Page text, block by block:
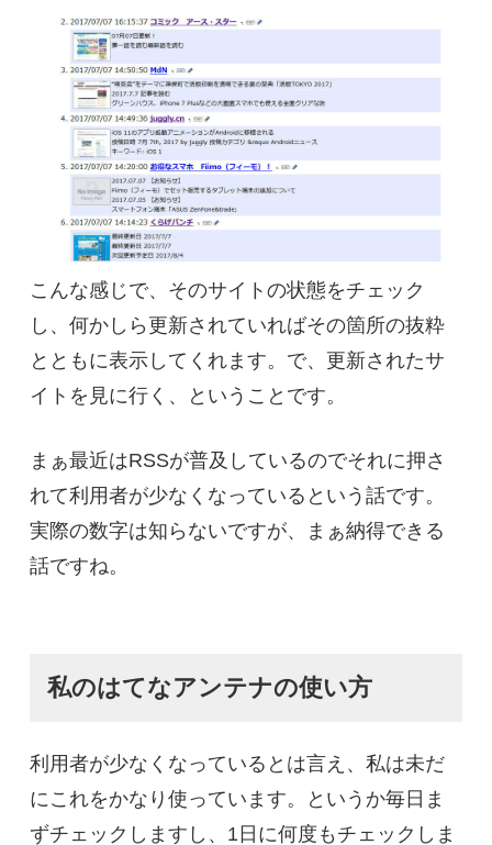
こんな感じで、そのサイトの状態をチェック
し、何かしら更新されていればその箇所の抜粋
とともに表示してくれます。で、更新されたサ
イトを見に行く、ということです。
まぁ最近はRSSが普及しているのでそれに押さ
れて利用者が少なくなっているという話です。
実際の数字は知らないですが、まぁ納得できる
話ですね。
私のはてなアンテナの使い方
利用者が少なくなっているとは言え、私は未だ
にこれをかなり使っています。というか毎日ま
ずチェックしますし、1日に何度もチェックしま